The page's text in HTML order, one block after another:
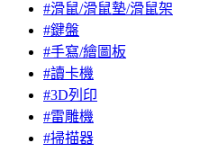
#滑鼠/滑鼠墊/滑鼠架
#鍵盤
#手寫/繪圖板
#讀卡機
#3D列印
#雷雕機
#掃描器